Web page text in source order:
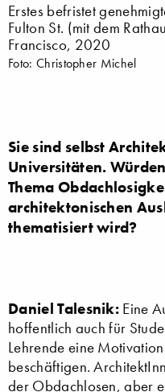
Erstes befristet
Fulton St. (mit dem
Francisco, 2020
Foto: Christopher Michel
Sie sind selbst
Universitäten.
Thema
architektonischen
thematisiert wird?
Daniel Talesnik: Eine
hoffentlich auch für
Lehrende eine
beschäftigen.
der Obdachlosen, aber